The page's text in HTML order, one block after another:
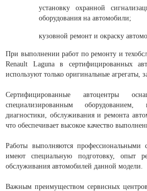
установку охранной
оборудования на автомобили;
кузовной ремонт и окраску
При выполнении работ по ремонту и
Renault Laguna в сертифицированных
используют только оригинальные агрегаты,
Сертифицированные автоцентры
специализированным оборудованием,
диагностики, обслуживания и ремонта
что обеспечивает высокое качество
Работы выполняются профессиональными
имеют специальную подготовку, опыт
обслуживания автомобилей данной модели.
Важным преимуществом сервисных